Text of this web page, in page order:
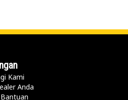
Kami
Anda